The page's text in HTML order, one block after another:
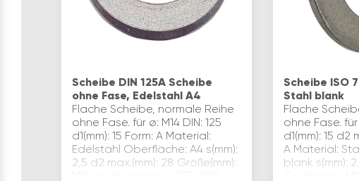
Scheibe DIN 125A Scheibe
ohne Fase, Edelstahl A4
Flache Scheibe, normale Reihe
ohne Fase. für ø: M14 DIN: 125
d1(mm): 15 Form: A Material:
Edelstahl Oberfläche: A4 s(mm):
2,5 d2 max.(mm): 28 Größe(mm):
Scheibe ISO
Stahl blank
Flache
ohne Fase. für
d1(mm): 15 d2
A Material:
blank s(mm):